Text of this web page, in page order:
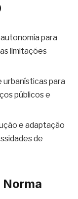
para
limitações
urbanísticas para
públicos e
e adaptação
de